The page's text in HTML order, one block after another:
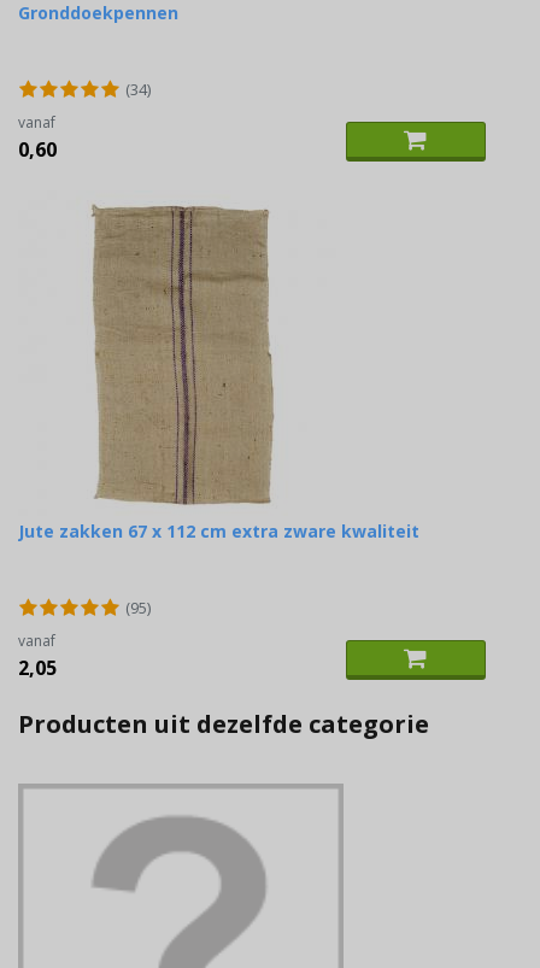
Gronddoekpennen
(34)
vanaf
0,60
Jute zakken 67 x 112 cm extra zware kwaliteit
(95)
vanaf
2,05
Producten uit dezelfde categorie